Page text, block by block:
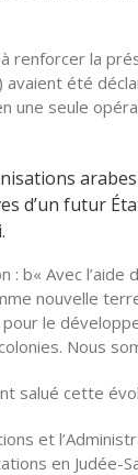
la
été
seule
d’un futur
b« Avec l’aide
nouvelle
le
Nous
salué cette
et
en Judée-